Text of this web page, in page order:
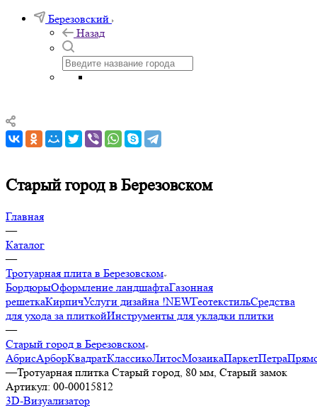
Березовский
Назад
Старый город в Березовском
Главная
—
Каталог
—
Тротуарная плита в Березовском
БордюрыОформление ландшафтаГазонная
решеткаКирпичУслуги дизайна !NEWГеотекстильСредства
для ухода за плиткойИнструменты для укладки плитки
—
Старый город в Березовском
АбрисАрборКвадратКлассикоЛитосМозаикаПаркетПетра
—Тротуарная плитка Старый город, 80 мм, Старый замок
Артикул: 00-00015812
3D-Визуализатор